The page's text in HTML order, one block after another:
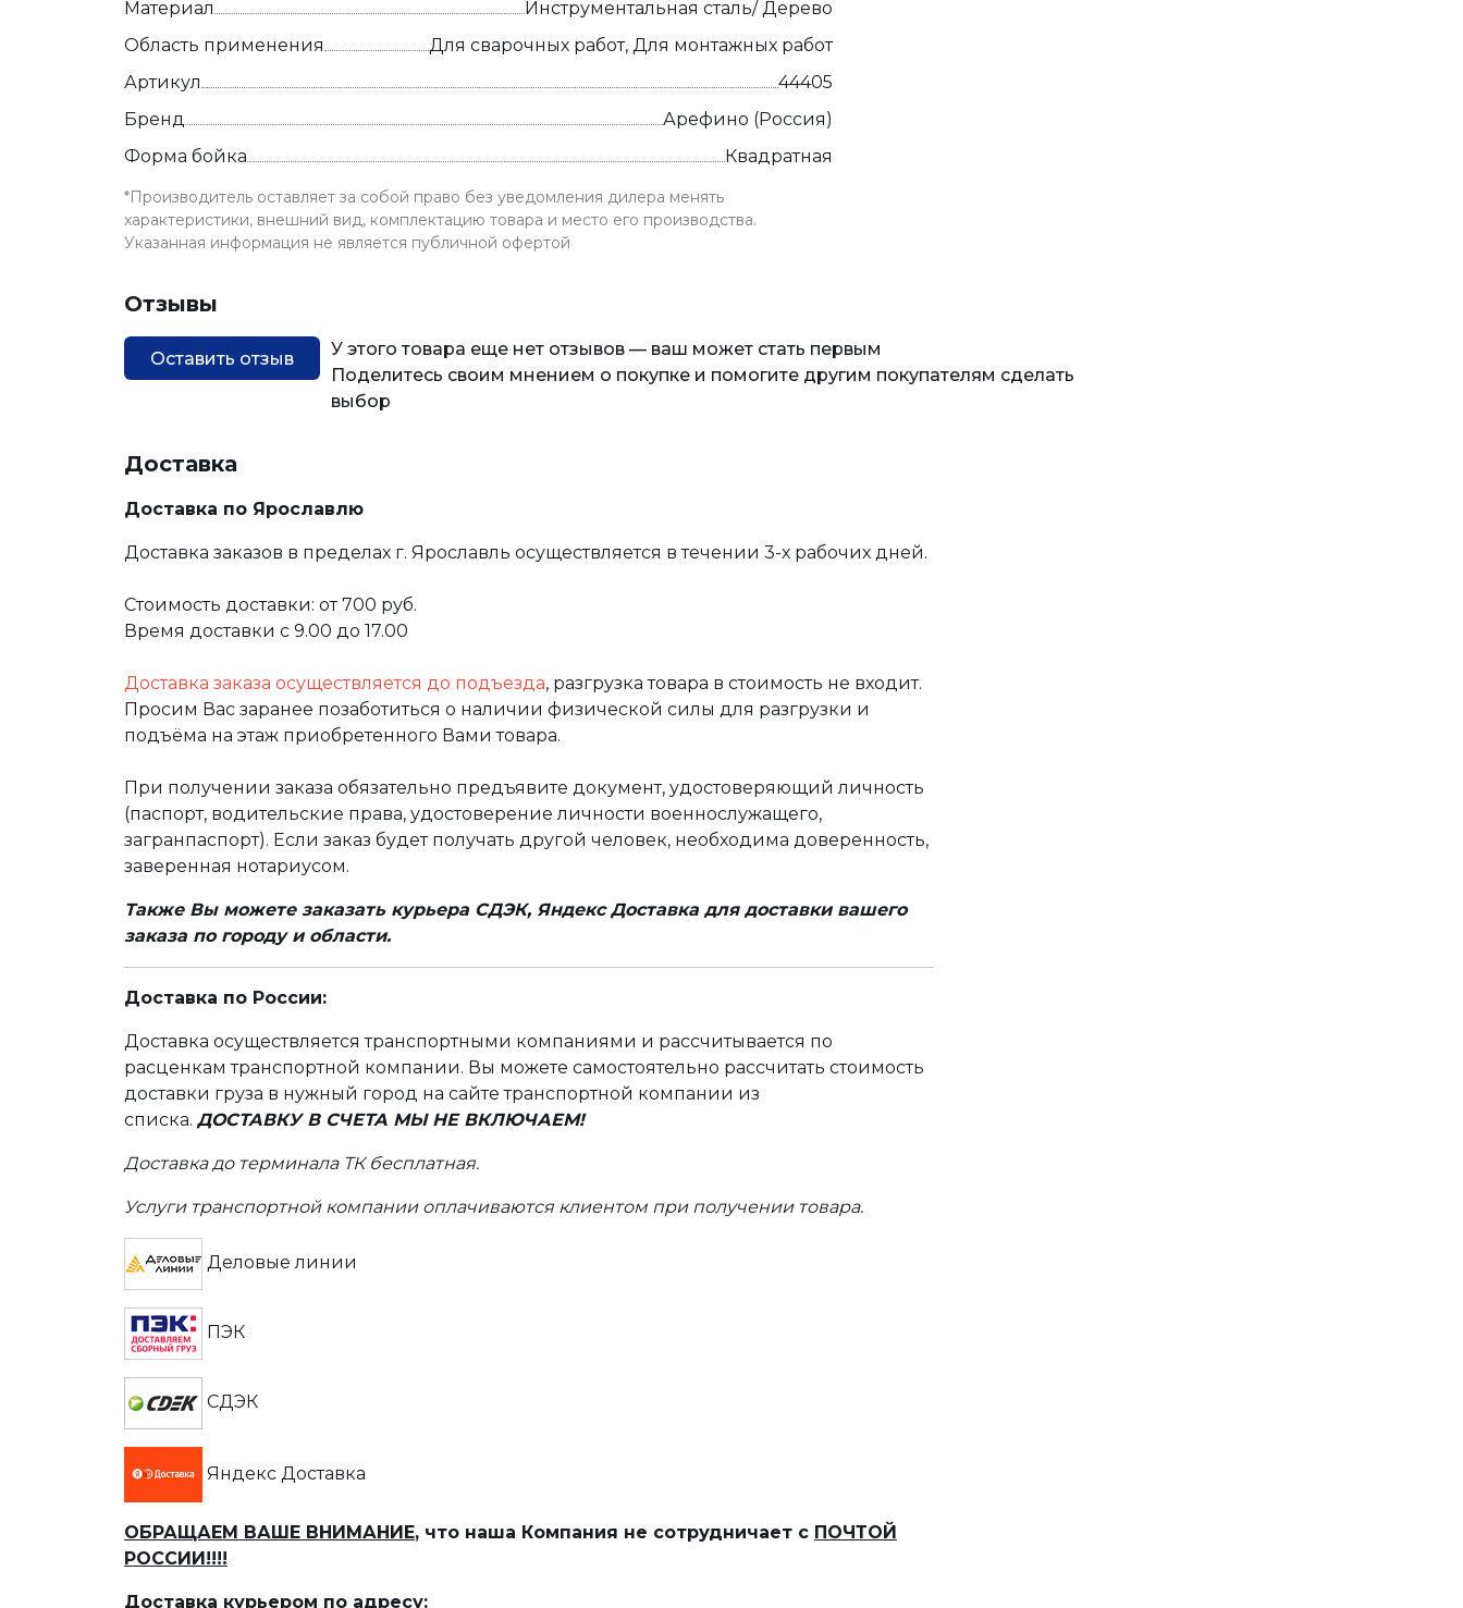
Материал
Инструментальная сталь/ Дерево
Область применения
Для сварочных работ, Для монтажных работ
Артикул
44405
Бренд
Арефино (Россия)
Форма бойка
Квадратная
*Производитель оставляет за собой право без уведомления дилера менять
характеристики, внешний вид, комплектацию товара и место его производства.
Указанная информация не является публичной офертой
Отзывы
Оставить отзыв
У этого товара еще нет отзывов — ваш может стать первым
Поделитесь своим мнением о покупке и помогите другим покупателям сделать
выбор
Доставка
Доставка по Ярославлю
Доставка заказов в пределах г. Ярославль осуществляется в течении 3-х рабочих дней.
Стоимость доставки: от 700 руб.
Время доставки с 9.00 до 17.00
Доставка заказа осуществляется до подъезда, разгрузка товара в стоимость не входит.
Просим Вас заранее позаботиться о наличии физической силы для разгрузки и
подъёма на этаж приобретенного Вами товара.
При получении заказа обязательно предъявите документ, удостоверяющий личность
(паспорт, водительские права, удостоверение личности военнослужащего,
загранпаспорт). Если заказ будет получать другой человек, необходима доверенность,
заверенная нотариусом.
Также Вы можете заказать курьера СДЭК, Яндекс Доставка для доставки вашего
заказа по городу и области.
Доставка по России:
Доставка осуществляется транспортными компаниями и рассчитывается по
расценкам транспортной компании. Вы можете самостоятельно рассчитать стоимость
доставки груза в нужный город на сайте транспортной компании из
списка. ДОСТАВКУ В СЧЕТА МЫ НЕ ВКЛЮЧАЕМ!
Доставка до терминала ТК бесплатная.
Услуги транспортной компании оплачиваются клиентом при получении товара.
Деловые линии
ПЭК
СДЭК
Яндекс Доставка
ОБРАЩАЕМ ВАШЕ ВНИМАНИЕ, что наша Компания не сотрудничает с ПОЧТОЙ
РОССИИ!!!!
Доставка курьером по адресу: